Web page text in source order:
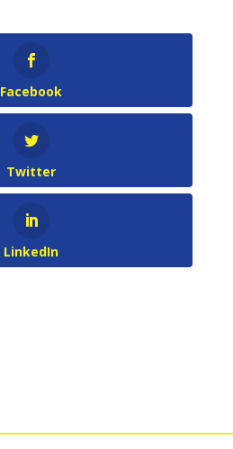
Facebook
Twitter
LinkedIn